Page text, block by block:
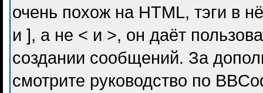
очень похож на HTML, тэги в
и ], а не < и >, он даёт
создании сообщений. За
смотрите руководство по